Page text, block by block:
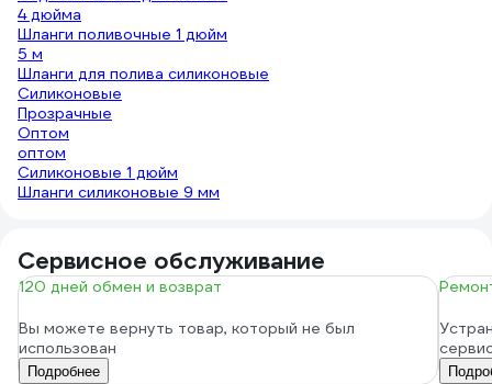
4 дюйма
Шланги поливочные 1 дюйм
5 м
Шланги для полива силиконовые
Силиконовые
Прозрачные
Оптом
оптом
Силиконовые 1 дюйм
Шланги силиконовые 9 мм
Сервисное обслуживание
120 дней обмен и возврат
Вы можете вернуть товар, который не был
использован
Подробнее